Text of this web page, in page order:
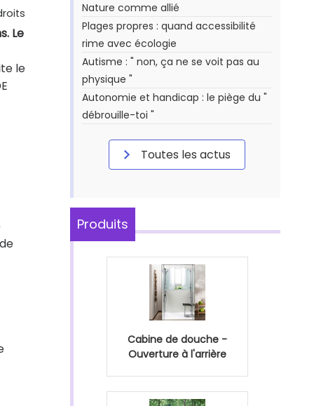
Le
le
Nature comme allié
Plages propres : quand accessibilité
rime avec écologie
Autisme : " non, ça ne se voit pas au
physique "
Autonomie et handicap : le piège du "
débrouille-toi "
Toutes les actus
Produits
Cabine de douche -
Ouverture à l'arrière